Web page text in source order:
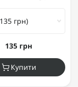
135 грн
Купити